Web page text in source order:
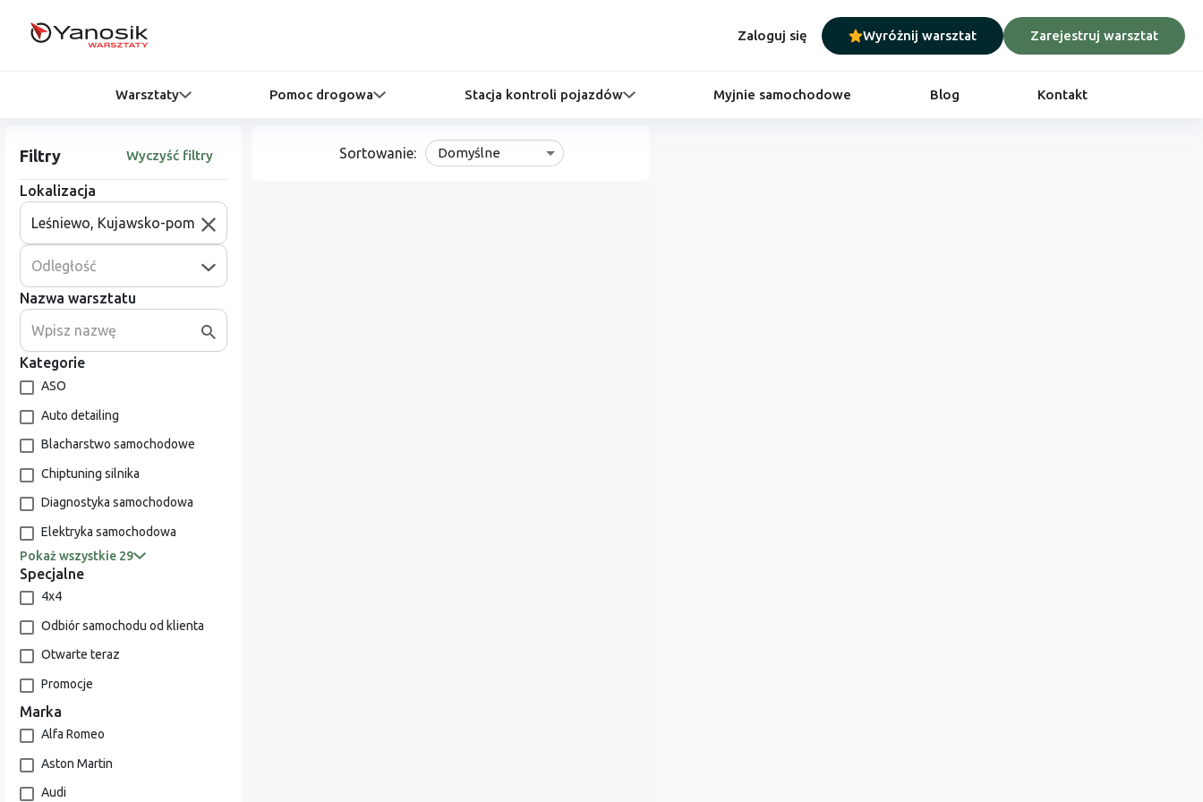
Zaloguj się Wyróżnij warsztat Zarejestruj warsztat
Warsztaty Pomoc drogowa Stacja kontroli pojazdów Myjnie samochodowe Blog Kontakt
Filtry Wyczyść filtry
Lokalizacja
Odległość
Nazwa warsztatu
Kategorie
ASO
Auto detailing
Blacharstwo samochodowe
Chiptuning silnika
Diagnostyka samochodowa
Elektryka samochodowa
Pokaż wszystkie 29
Specjalne
4x4
Odbiór samochodu od klienta
Otwarte teraz
Promocje
Marka
Alfa Romeo
Aston Martin
Audi
Sortowanie: Domyślne